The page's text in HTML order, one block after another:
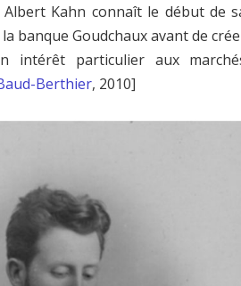
Kahn connaît le début de
banque Goudchaux avant de
intérêt particulier aux
Berthier, 2010]